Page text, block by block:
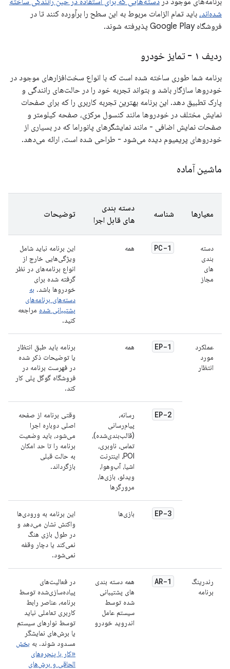
شده‌اند، باید تمام الزامات مربوط به این سطح را برآورده کنند تا در
فروشگاه Google Play پذیرفته شوند.
ردیف ۱ - تمایز خودرو
برنامه شما طوری ساخته شده است که با انواع سخت‌افزارهای موجود در
خودروها سازگار باشد و بتواند تجربه خود را در حالت‌های رانندگی و
پارک تطبیق دهد. این برنامه بهترین تجربه کاربری را که برای صفحات
نمایش مختلف در خودروها مانند کنسول مرکزی، صفحه کیلومتر و
صفحات نمایش اضافی - مانند نمایشگرهای پانوراما که در بسیاری از
خودروهای پریمیوم دیده می‌شود - طراحی شده است، ارائه می‌دهد.
ماشین آماده
معیارها شناسه
دسته بندی
های قابل اجرا
توضیحات
دسته
بندی
های
مجاز
PC-1 همه
این برنامه نباید شامل
ویژگی‌هایی خارج از
انواع برنامه‌های در نظر
گرفته شده برای
خودروها باشد. به
دسته‌های برنامه‌های
پشتیبانی شده مراجعه
کنید.
عملکرد
مورد
انتظار
EP-1 همه
برنامه باید طبق انتظار
یا توضیحات ذکر شده
در فهرست برنامه در
فروشگاه گوگل پلی کار
کند.
EP-2
رسانه،
پیام‌رسانی
(قالب‌بندی‌شده)،
تماس، ناوبری،
POI، اینترنت
اشیا، آب‌وهوا،
ویدئو، بازی‌ها،
مرورگرها
وقتی برنامه از صفحه
اصلی دوباره اجرا
می‌شود، باید وضعیت
برنامه را تا حد امکان
به حالت قبلی
بازگرداند.
EP-3 بازی‌ها
این برنامه به ورودی‌ها
واکنش نشان می‌دهد و
در طول بازی هنگ
نمی‌کند یا دچار وقفه
نمی‌شود.
رندرینگ
برنامه
AR-1
همه دسته بندی
های پشتیبانی
شده توسط
سیستم عامل
اندروید خودرو
در فعالیت‌های
پیاده‌سازی‌شده توسط
برنامه، عناصر رابط
کاربری تعاملی نباید
توسط نوارهای سیستم
یا برش‌های نمایشگر
مسدود شوند. به بخش
«کار با پنجره‌های
الحاقی و برش‌های